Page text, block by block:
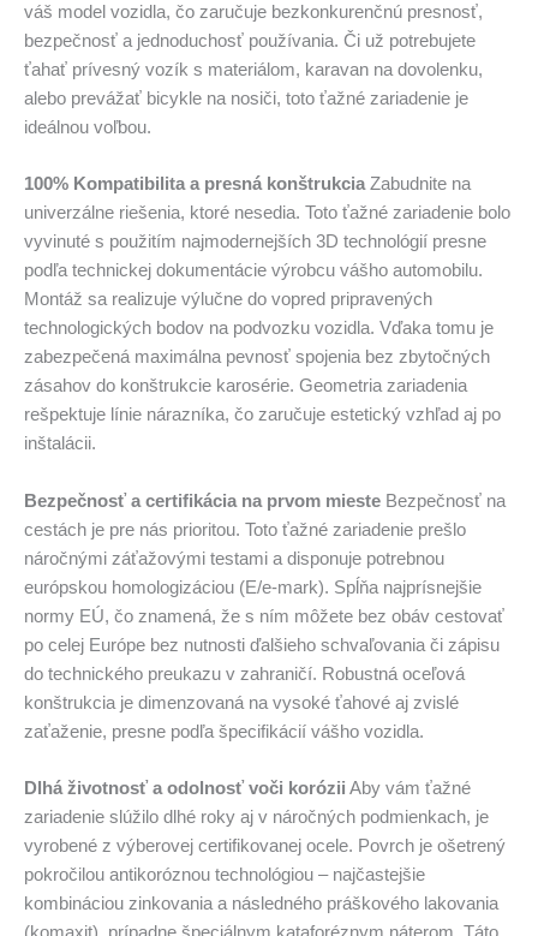
váš model vozidla, čo zaručuje bezkonkurenčnú presnosť,
bezpečnosť a jednoduchosť používania. Či už potrebujete
ťahať prívesný vozík s materiálom, karavan na dovolenku,
alebo prevážať bicykle na nosiči, toto ťažné zariadenie je
ideálnou voľbou.
100% Kompatibilita a presná konštrukciaZabudnite na
univerzálne riešenia, ktoré nesedia. Toto ťažné zariadenie bolo
vyvinuté s použitím najmodernejších 3D technológií presne
podľa technickej dokumentácie výrobcu vášho automobilu.
Montáž sa realizuje výlučne do vopred pripravených
technologických bodov na podvozku vozidla. Vďaka tomu je
zabezpečená maximálna pevnosť spojenia bez zbytočných
zásahov do konštrukcie karosérie. Geometria zariadenia
rešpektuje línie nárazníka, čo zaručuje estetický vzhľad aj po
inštalácii.
Bezpečnosť a certifikácia na prvom mieste Bezpečnosť na
cestách je pre nás prioritou. Toto ťažné zariadenie prešlo
náročnými záťažovými testami a disponuje potrebnou
európskou homologizáciou (E/e-mark). Spĺňa najprísnejšie
normy EÚ, čo znamená, že s ním môžete bez obáv cestovať
po celej Európe bez nutnosti ďalšieho schvaľovania či zápisu
do technického preukazu v zahraničí. Robustná oceľová
konštrukcia je dimenzovaná na vysoké ťahové aj zvislé
zaťaženie, presne podľa špecifikácií vášho vozidla.
Dlhá životnosť a odolnosť voči korózii Aby vám ťažné
zariadenie slúžilo dlhé roky aj v náročných podmienkach, je
vyrobené z výberovej certifikovanej ocele. Povrch je ošetrený
pokročilou antikoróznou technológiou – najčastejšie
kombináciou zinkovania a následného práškového lakovania